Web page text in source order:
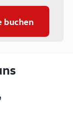
buchen